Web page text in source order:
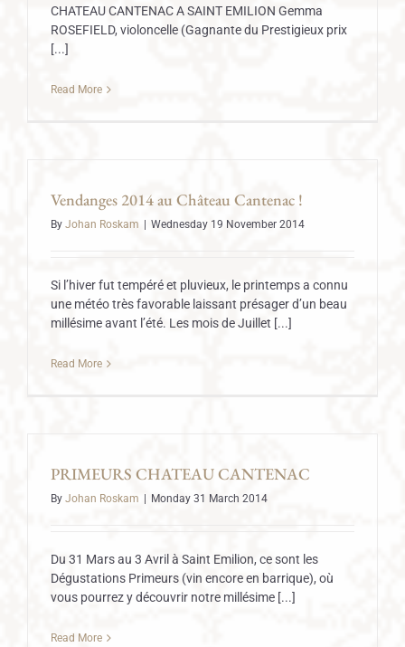
CHATEAU CANTENAC A SAINT EMILION Gemma
ROSEFIELD, violoncelle (Gagnante du Prestigieux prix
[...]
Read More
Vendanges 2014 au Château Cantenac !
By Johan Roskam Wednesday 19 November 2014
Si l’hiver fut tempéré et pluvieux, le printemps a connu
une météo très favorable laissant présager d’un beau
millésime avant l’été. Les mois de Juillet [...]
Read More
PRIMEURS CHATEAU CANTENAC
By Johan Roskam Monday 31 March 2014
Du 31 Mars au 3 Avril à Saint Emilion, ce sont les
Dégustations Primeurs (vin encore en barrique), où
vous pourrez y découvrir notre millésime [...]
Read More